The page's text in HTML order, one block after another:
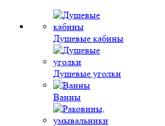
Душевые кабины
Душевые уголки
Ванны